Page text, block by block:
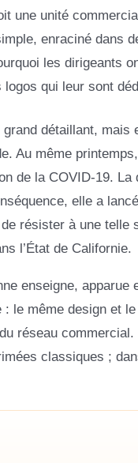
une unité
enraciné dans
les dirigeants
qui leur sont
détaillant,
Au même
de la COVID-19.
elle a
résister à une telle
l’État de Californie.
enseigne,
le même design et
réseau
classiques ;